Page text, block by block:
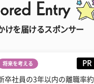
けを届けるスポンサー
将来を考える PR
卒社員の3年以内の離職率約